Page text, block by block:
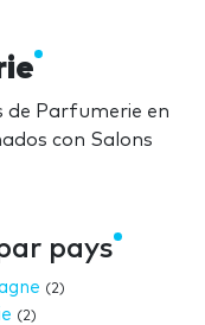
de Parfumerie en
con Salons
pays
(2)
(2)